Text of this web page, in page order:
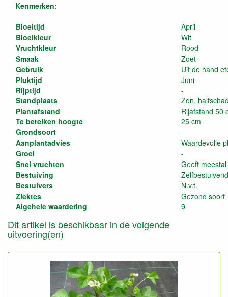
Kenmerken:
Bloeitijd
April
Bloeikleur
Wit
Vruchtkleur
Rood
Smaak
Zoet
Gebruik
Uit de hand
Pluktijd
Rijptijd
Standplaats
Juni
-
Zon,
Plantafstand
Te bereiken hoogte
Rijafstand 50
25 cm
Grondsoort
-
Aanplantadvies
Waardevolle
Groei
-
Snel vruchten
Geeft
Bestuiving
Zelfbestuivend
Bestuivers
N.v.t.
Ziektes
Algehele waardering
Gezond soort
9
Dit artikel is beschikbaar in de volgende
uitvoering(en)